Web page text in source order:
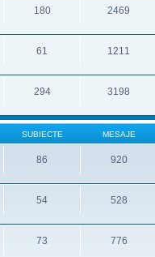
180 2469
61 1211
294 3198
SUBIECTE MESAJE
86 920
54 528
73 776